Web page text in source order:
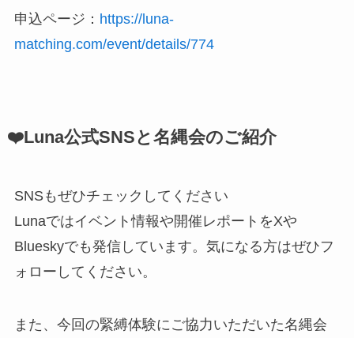
申込ページ： https://luna-
matching.com/event/details/774
❤️Luna公式SNSと名縄会のご紹介
SNSもぜひチェックしてください
Lunaではイベント情報や開催レポートをXや
Blueskyでも発信しています。気になる方はぜひフ
ォローしてください。
また、今回の緊縛体験にご協力いただいた名縄会